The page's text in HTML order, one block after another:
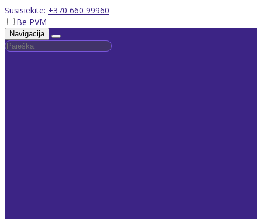
Susisiekite: +370 660 99960
Be PVM
Navigacija